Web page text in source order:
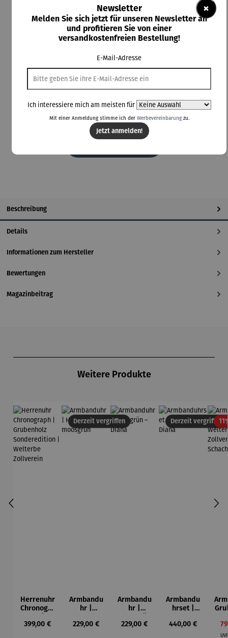
11% gespartRabatt
79,00 €
UVP89,00 €
Lieferzeit: 5-7 Tage
Beschreibung
Details
Informationen zum Hersteller
Bewertungen
Magazinbeitrag
Weitere Produkte
Herrenuhr
Chronogra
Grubenhol
Regulärer Preis:
399,00 €
Derzeit vergriffen
Armbandu
hr |
–
Regulärer Preis:
229,00 €
Armbandu
hr |
– Diana
Regulärer Preis:
229,00 €
Derzeit vergriffen
Armbandu
hrset |
& Diana
Regulärer Preis:
440,00 €
×
Newsletter
Melden Sie sich jetzt für unseren Newsletter an
und profitieren Sie von einer
versandkostenfreien Bestellung!
E-Mail-Adresse
Ich interessiere mich am meisten für
Mit einer Anmeldung stimme ich der Werbevereinbarungzu.
Jetzt anmelden!